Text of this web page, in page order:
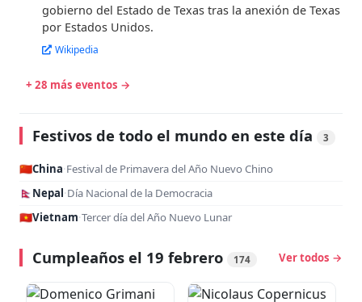
gobierno del Estado de Texas tras la anexión de Texas
por Estados Unidos.
Wikipedia
+ 28 más eventos →
Festivos de todo el mundo en este día 3
🇨🇳China·Festival de Primavera del Año Nuevo Chino
🇳🇵 Nepal·Día Nacional de la Democracia
🇻🇳Vietnam·Tercer día del Año Nuevo Lunar
Cumpleaños el 19 febrero 174 Ver todos →